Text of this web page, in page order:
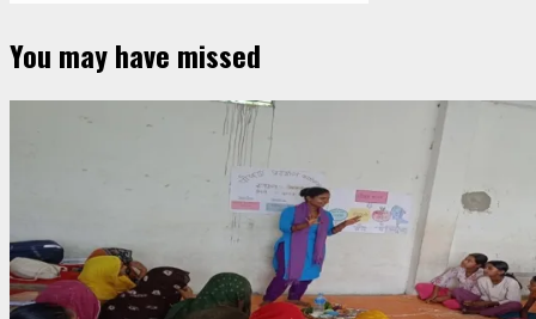
You may have missed